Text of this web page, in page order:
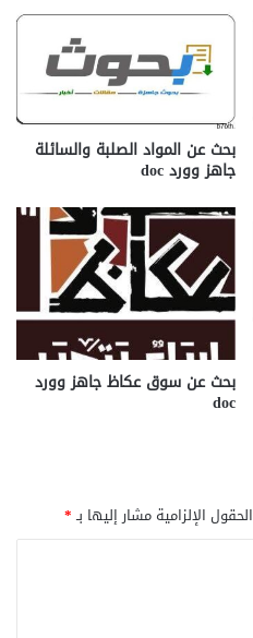
بحث عن المواد الصلبة والسائلة
جاهز وورد doc
بحث عن سوق عكاظ جاهز وورد
doc
الحقول الإلزامية مشار إليها بـ*